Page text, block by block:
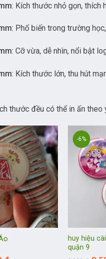
: Kích thước nhỏ gọn, thích
: Phổ biến trong trường
: Cỡ vừa, dễ nhìn, nổi bật
: Kích thước lớn, thu hút
thước đều có thể in ấn theo
-6%
huy hiệu
quận 9